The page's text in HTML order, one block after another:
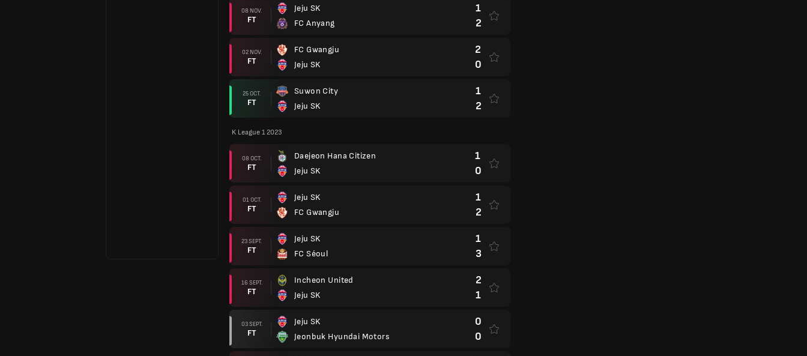
08 NOV.
FT
Jeju SK
FC Anyang
1
2
02 NOV.
FT
FC Gwangju
Jeju SK
2
0
25 OCT.
FT
Suwon City
Jeju SK
1
2
K League 1 2023
08 OCT.
FT
Daejeon Hana Citizen
Jeju SK
1
0
01 OCT.
FT
Jeju SK
FC Gwangju
1
2
23 SEPT.
FT
Jeju SK
FC Séoul
1
3
16 SEPT.
FT
Incheon United
Jeju SK
2
1
03 SEPT.
FT
Jeju SK
Jeonbuk Hyundai Motors
0
0